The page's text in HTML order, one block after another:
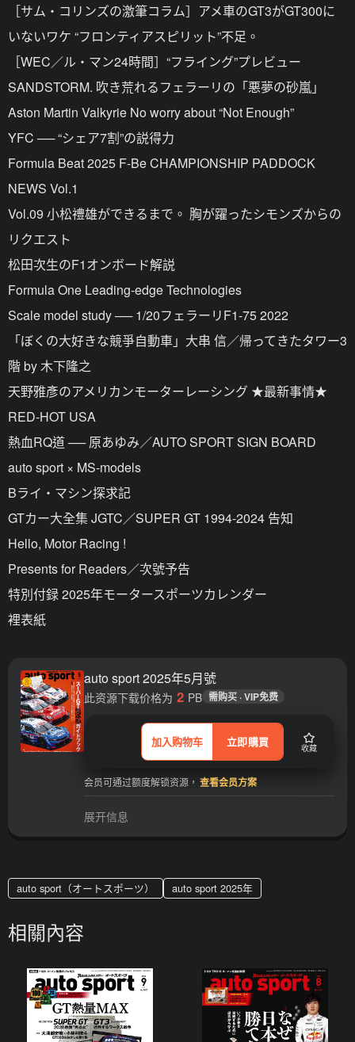
［サム・コリンズの激筆コラム］アメ車のGT3がGT300に
いないワケ “フロンティアスピリット”不足。
［WEC／ル・マン24時間］“フライング”プレビュー
SANDSTORM. 吹き荒れるフェラーリの「悪夢の砂嵐」
Aston Martin Valkyrie No worry about “Not Enough”
YFC ── “シェア7割”の説得力
Formula Beat 2025 F-Be CHAMPIONSHIP PADDOCK
NEWS Vol.1
Vol.09 小松禮雄ができるまで。 胸が躍ったシモンズからの
リクエスト
松田次生のF1オンボード解説
Formula One Leading-edge Technologies
Scale model study ── 1/20フェラーリF1-75 2022
「ぼくの大好きな競爭自動車」大串 信／帰ってきたタワー3
階 by 木下隆之
天野雅彥のアメリカンモーターレーシング ★最新事情★
RED-HOT USA
熱血RQ道 ── 原あゆみ／AUTO SPORT SIGN BOARD
auto sport × MS-models
Bライ・マシン探求記
GTカー大全集 JGTC／SUPER GT 1994-2024 告知
Hello, Motor Racing !
Presents for Readers／次號予告
特別付録 2025年モータースポーツカレンダー
裡表紙
auto sport 2025年5月號
加入购物车 立即購買 收藏
此资源下载价格为 2 PB 需购买 · VIP免费
会员可通过额度解锁资源， 查看会员方案
展开信息
auto sport（オートスポーツ） auto sport 2025年
相關內容